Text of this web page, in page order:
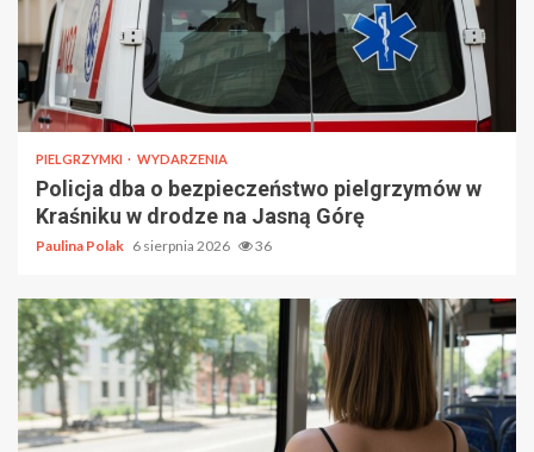
PIELGRZYMKI WYDARZENIA
Policja dba o bezpieczeństwo pielgrzymów w
Kraśniku w drodze na Jasną Górę
Paulina Polak 6 sierpnia 2026 36